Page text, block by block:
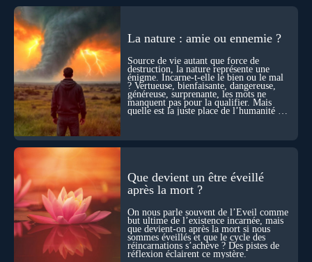
effacements nécessaires façonnent la vie elle-même. À toutes
les échelles, la mort apparaît moins comme une rupture que
comme une logique active du vivant. Alors, la biologie peut-
elle transformer notre manière de penser la mort ? Existe-t-il
des ponts avec nos intuitions métaphysiques sur le cycle de
l’âme ? Nous en parlons avec Abdel Aouacheria, docteur en
biochimie et spécialiste de la mort cellulaire.
La nature : amie ou ennemie ?
Source de vie autant que force de
destruction, la nature représente une
énigme. Incarne-t-elle le bien ou le mal
? Vertueuse, bienfaisante, dangereuse,
généreuse, surprenante, les mots ne
manquent pas pour la qualifier. Mais
quelle est la juste place de l’humanité au
cœur du vivant ?
Que devient un être éveillé
après la mort ?
On nous parle souvent de l’Éveil comme
but ultime de l’existence incarnée, mais
que devient-on après la mort si nous
sommes éveillés et que le cycle des
réincarnations s’achève ? Des pistes de
réflexion éclairent ce mystère.